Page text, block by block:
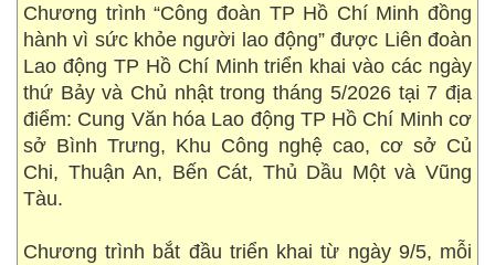
Chương trình “Công đoàn TP Hồ Chí Minh đồng
hành vì sức khỏe người lao động” được Liên đoàn
Lao động TP Hồ Chí Minh triển khai vào các ngày
thứ Bảy và Chủ nhật trong tháng 5/2026 tại 7 địa
điểm: Cung Văn hóa Lao động TP Hồ Chí Minh cơ
sở Bình Trưng, Khu Công nghệ cao, cơ sở Củ
Chi, Thuận An, Bến Cát, Thủ Dầu Một và Vũng
Tàu.
Chương trình bắt đầu triển khai từ ngày 9/5, mỗi